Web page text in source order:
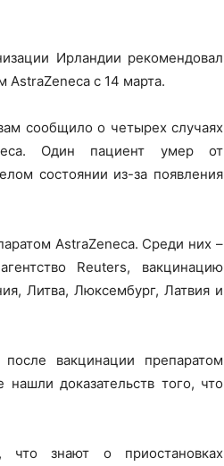
Ирландии рекомендовал
AstraZeneca с 14 марта.
сообщило о четырех случаях
Один пациент умер от
состоянии из-за появления
AstraZeneca. Среди них –
Reuters, вакцинацию
Литва, Люксембург, Латвия и
вакцинации препаратом
доказательств того, что
что знают о приостановках